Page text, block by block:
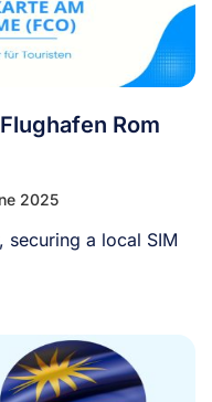
Rom
2025
securing a local SIM